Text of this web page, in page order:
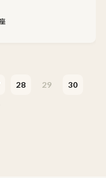
28 29 30